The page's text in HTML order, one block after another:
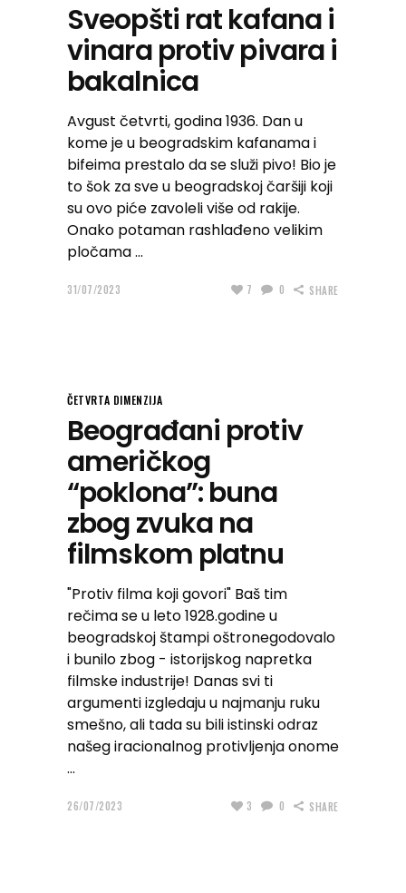
Sveopšti rat kafana i
vinara protiv pivara i
bakalnica
Avgust četvrti, godina 1936. Dan u
kome je u beogradskim kafanama i
bifeima prestalo da se služi pivo! Bio je
to šok za sve u beogradskoj čaršiji koji
su ovo piće zavoleli više od rakije.
Onako potaman rashlađeno velikim
pločama
31/07/2023 7 0 SHARE
ČETVRTA DIMENZIJA
Beograđani protiv
američkog
“poklona”: buna
zbog zvuka na
filmskom platnu
"Protiv filma koji govori" Baš tim
rečima se u leto 1928.godine u
beogradskoj štampi oštronegodovalo
i bunilo zbog - istorijskog napretka
filmske industrije! Danas svi ti
argumenti izgledaju u najmanju ruku
smešno, ali tada su bili istinski odraz
našeg iracionalnog protivljenja onome
26/07/2023 3 0 SHARE